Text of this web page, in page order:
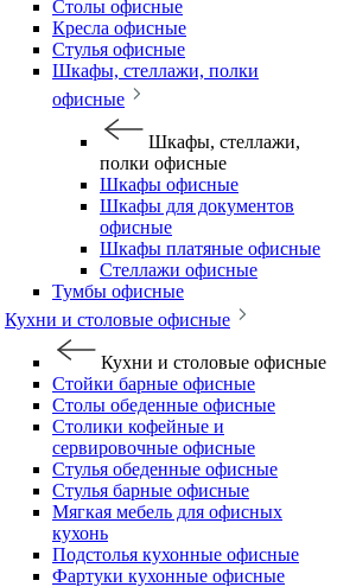
Столы офисные
Кресла офисные
Стулья офисные
Шкафы, стеллажи, полки
офисные
Шкафы, стеллажи,
полки офисные
Шкафы офисные
Шкафы для документов
офисные
Шкафы платяные офисные
Стеллажи офисные
Тумбы офисные
Кухни и столовые офисные
Кухни и столовые офисные
Стойки барные офисные
Столы обеденные офисные
Столики кофейные и
сервировочные офисные
Стулья обеденные офисные
Стулья барные офисные
Мягкая мебель для офисных
кухонь
Подстолья кухонные офисные
Фартуки кухонные офисные